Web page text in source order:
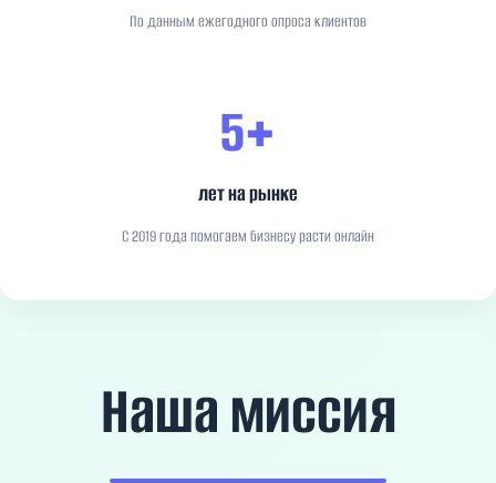
По данным ежегодного опроса клиентов
5+
лет на рынке
С 2019 года помогаем бизнесу расти онлайн
Наша миссия